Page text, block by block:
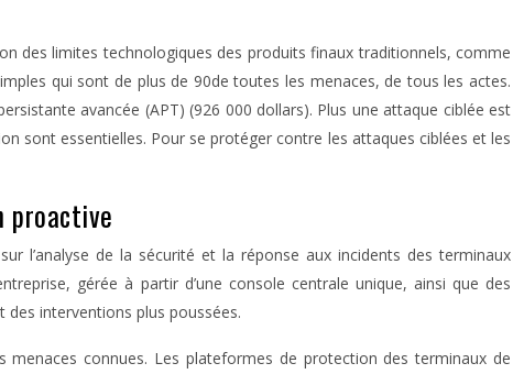
des limites technologiques des produits finaux traditionnels, comme
qui sont de plus de 90de toutes les menaces, de tous les actes.
avancée (APT) (926 000 dollars). Plus une attaque ciblée est
sont essentielles. Pour se protéger contre les attaques ciblées et les
proactive
l’analyse de la sécurité et la réponse aux incidents des terminaux
gérée à partir d’une console centrale unique, ainsi que des
interventions plus poussées.
connues. Les plateformes de protection des terminaux de